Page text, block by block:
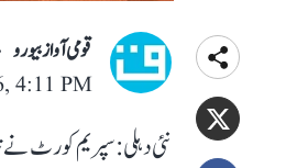
قومی آواز بیورو
4:11 PM